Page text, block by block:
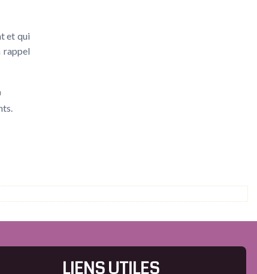
et qui
rappel
LIENS UTILES